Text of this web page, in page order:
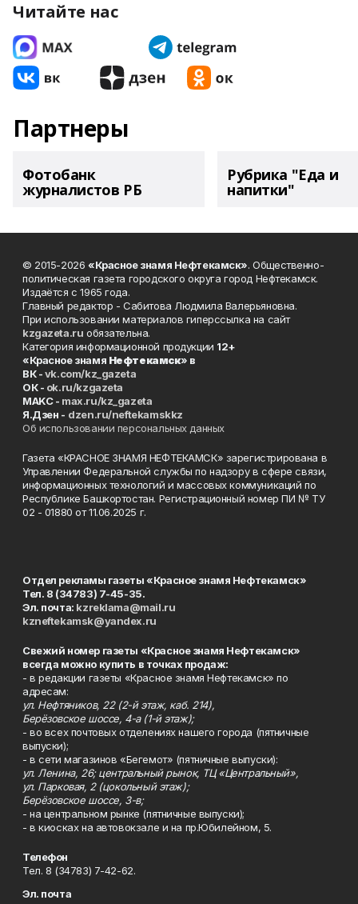
Читайте нас
Партнеры
Фотобанк
журналистов РБ
Рубрика "Еда и
напитки"
© 2015-2026 «Красное знамя Нефтекамск». Общественно-
политическая газета городского округа город Нефтекамск.
Издаётся с 1965 года.
Главный редактор - Сабитова Людмила Валерьяновна.
При использовании материалов гиперссылка на сайт
kzgazeta.ru обязательна.
Категория информационной продукции 12+
«Красное знамя Нефтекамск» в
ВК -vk.com/kz_gazeta
ОК - ok.ru/kzgazeta
MAKC - max.ru/kz_gazeta
Я.Дзен - dzen.ru/neftekamskkz
Об использовании персональных данных
Газета «КРАСНОЕ ЗНАМЯ НЕФТЕКАМСК» зарегистрирована в
Управлении Федеральной службы по надзору в сфере связи,
информационных технологий и массовых коммуникаций по
Республике Башкортостан. Регистрационный номер ПИ № ТУ
02 - 01880 от 11.06.2025 г.
Отдел рекламы газеты «Красное знамя Нефтекамск»
Тел. 8 (34783) 7-45-35.
Эл. почта: kzreklama@mail.ru
kzneftekamsk@yandex.ru
Свежий номер газеты «Красное знамя Нефтекамск»
всегда можно купить в точках продаж:
- в редакции газеты «Красное знамя Нефтекамск» по
адресам:
ул. Нефтяников, 22 (2-й этаж, каб. 214),
Берёзовское шоссе, 4-а (1-й этаж);
- во всех почтовых отделениях нашего города (пятничные
выпуски);
- в сети магазинов «Бегемот» (пятничные выпуски):
ул. Ленина, 26; центральный рынок, ТЦ «Центральный»,
ул. Парковая, 2 (цокольный этаж);
Берёзовское шоссе, 3-в;
- на центральном рынке (пятничные выпуски);
- в киосках на автовокзале и на пр.Юбилейном, 5.
Телефон
Тел. 8 (34783) 7-42-62.
Эл. почта